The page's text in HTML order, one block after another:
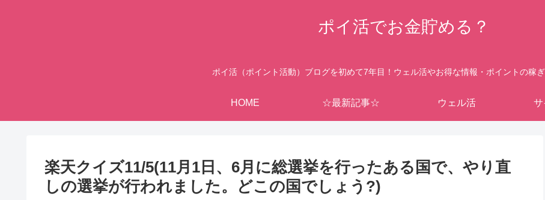
ポイ活でお金貯める？
ポイ活（ポイント活動）ブログを初めて7年目！ウェル活やお得な情報・ポイントの稼ぎ
HOME ☆最新記事☆ ウェル活 サ
楽天クイズ11/5(11月1日、6月に総選挙を行ったある国で、やり直
しの選挙が行われました。どこの国でしょう?)